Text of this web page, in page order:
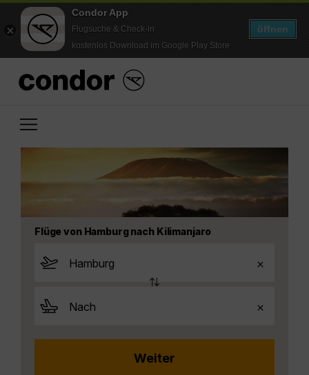
Condor App
Flugsuche & Check-in
kostenlos Download im Google Play Store
öffnen
Flüge von Hamburg nach Kilimanjaro